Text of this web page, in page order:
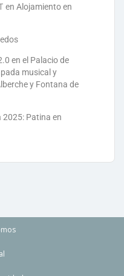
en Alojamiento en
en el Palacio de
musical y
y Fontana de
2025: Patina en